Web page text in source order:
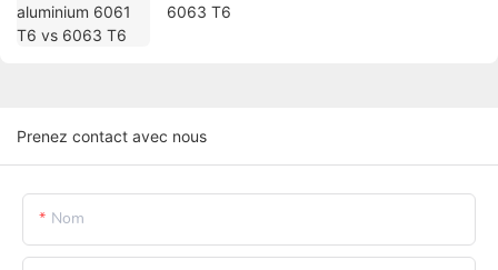
6063 T6
Prenez contact avec nous
Nom